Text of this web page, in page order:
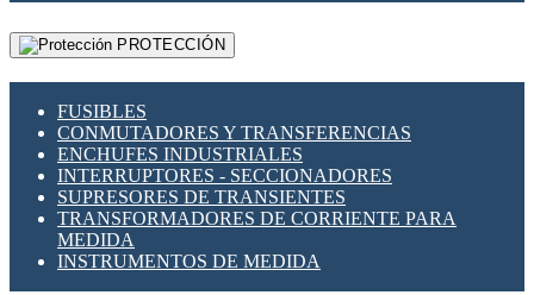
PROTECCIÓN
FUSIBLES
CONMUTADORES Y TRANSFERENCIAS
ENCHUFES INDUSTRIALES
INTERRUPTORES - SECCIONADORES
SUPRESORES DE TRANSIENTES
TRANSFORMADORES DE CORRIENTE PARA
MEDIDA
INSTRUMENTOS DE MEDIDA